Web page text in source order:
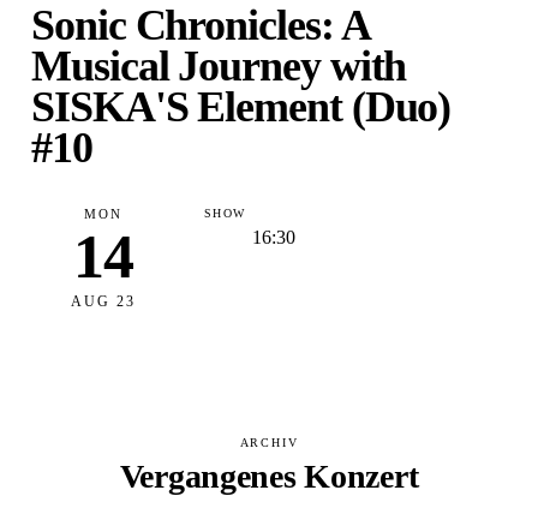
Sonic Chronicles: A
Musical Journey with
SISKA'S Element (Duo)
#10
MON
14
AUG 23
SHOW
16:30
ARCHIV
Vergangenes Konzert